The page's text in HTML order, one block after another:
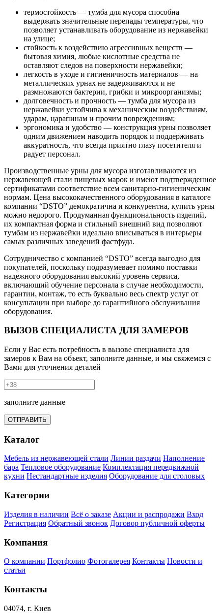
термостойкость — тумба для мусора способна
выдержать значительные перепады температуры, что
позволяет устанавливать оборудование из нержавейки
на улице;
стойкость к воздействию агрессивных веществ —
бытовая химия, любые кислотные средства не
оставляют следов на поверхности нержавейки;
легкость в уходе и гигиеничность материалов — на
металлических урнах не задерживаются и не
размножаются бактерии, грибки и микроорганизмы;
долговечность и прочность — тумба для мусора из
нержавейки устойчива к механическим воздействиям,
ударам, царапинам и прочим повреждениям;
эргономика и удобство — конструкция урны позволяет
одним движением наводить порядок и поддерживать
аккуратность, что всегда приятно глазу посетителя и
радует персонал.
Производственные урны для мусора изготавливаются из
нержавеющей стали пищевых марок и имеют подтвержденное
сертификатами соответствие всем санитарно-гигиеническим
нормам. Цена высококачественного оборудования в каталоге
компании “DSTO” демократична и конкурентна, купить урны
можно недорого. Продуманная функциональность изделий,
их компактная форма и стильный внешний вид позволяют
тумбам из нержавейки идеально вписываться в интерьеры
самых различных заведений фастфуда.
Сотрудничество с компанией “DSTO” всегда выгодно для
покупателей, поскольку подразумевает помимо поставки
надежного оборудования высокий уровень сервиса,
включающий обучение персонала в случае необходимости,
гарантии, монтаж, то есть буквально весь спектр услуг от
консультации при выборе до гарантийного обслуживания
оборудования.
ВЫЗОВ СПЕЦИАЛИСТА ДЛЯ ЗАМЕРОВ
Если у Вас есть потребность в вызове специалиста для
замеров к Вам на объект, заполните данные, и мы свяжемся с
Вами для уточнения деталей
заполните данные
ОТПРАВИТЬ
Каталог
Мебель из нержавеющей стали Линии раздачи Наполнение
бара Тепловое оборудование Комплектация передвижной
кухни Нестандартные изделия Оборудование для столовых
Категории
Изделия в наличии Всё о заказе Акции и распродажи Вход
Регистрация Обратный звонок Договор публичной оферты
Компания
О компании Портфолио Фотогалерея Контакты Новости и
статьи
Контакты
04074, г. Киев